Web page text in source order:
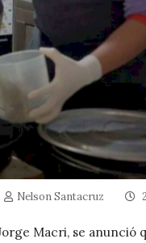
Nelson Santacruz
Macri, se anunció